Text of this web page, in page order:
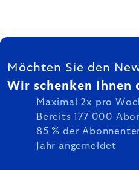
FUSSZEILE
Möchten Sie den
Wir schenken Ihnen
Maximal 2x pro
Bereits 177 000
85 % der
Jahr angemeldet